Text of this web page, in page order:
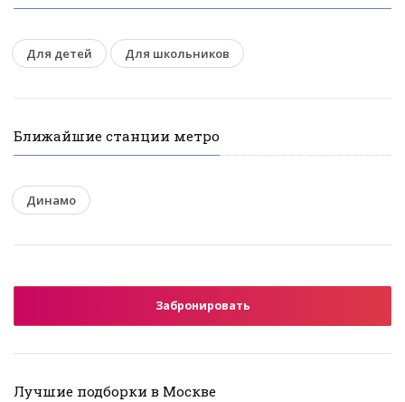
Для детей Для школьников
Ближайшие станции метро
Динамо
Забронировать
Лучшие подборки в Москве